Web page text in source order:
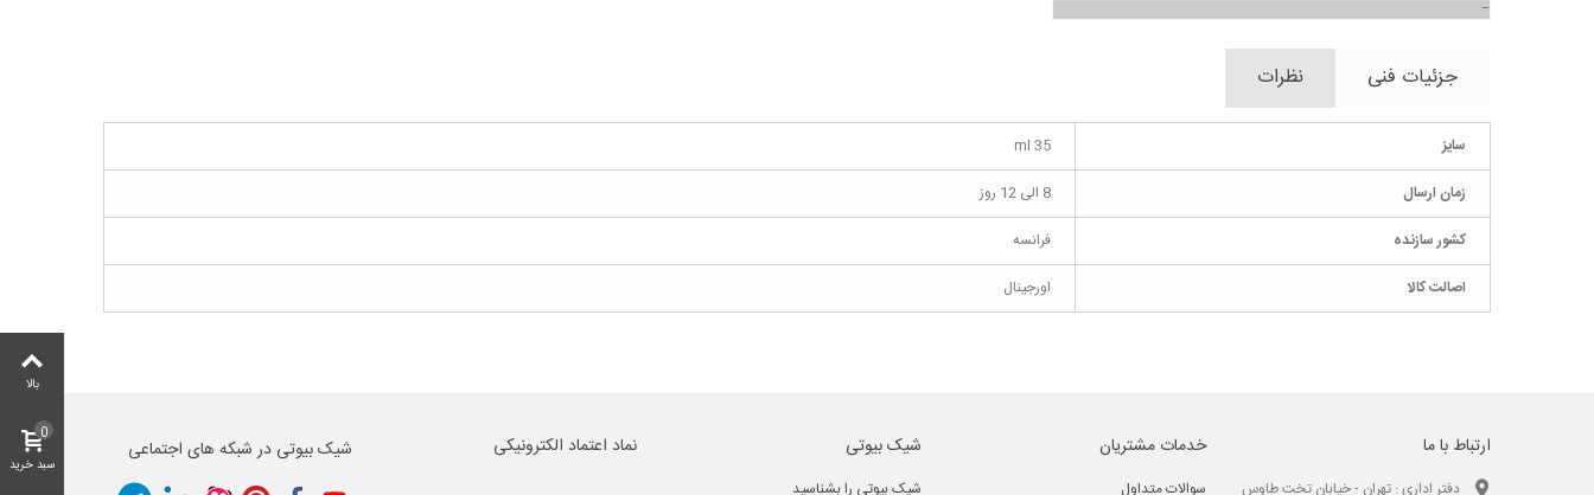
جزئیات فنی نظرات
سایز
35 ml
زمان ارسال
8 الی 12 روز
کشور سازنده
فرانسه
اصالت کالا
اورجینال
ارتباط با ما
دفتر اداری : تهران - خیابان تخت طاوس
خدمات مشتریان
سوالات متداول
شیک بیوتی
شیک بیوتی را بشناسید
نماد اعتماد الکترونیکی شیک بیوتی در شبکه های اجتماعی
بالا
سبد خرید
0